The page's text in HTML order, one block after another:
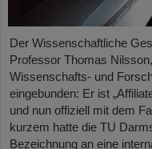
Der Wissenschaftliche
Professor Thomas
Wissenschafts- und
eingebunden: Er ist
und nun offiziell mit dem
kurzem hatte die TU
Bezeichnung an eine